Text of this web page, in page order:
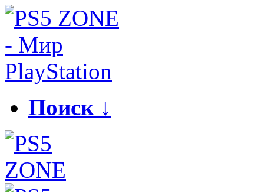
Поиск ↓